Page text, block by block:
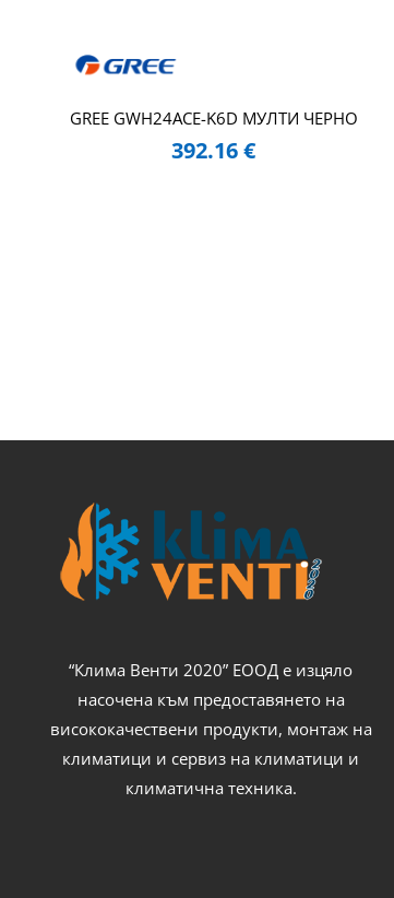
GREE GWH24ACE-K6D МУЛТИ ЧЕРНО
392.16€
“Клима Венти 2020” ЕООД е изцяло
насочена към предоставянето на
висококачествени продукти, монтаж на
климатици и сервиз на климатици и
климатична техника.